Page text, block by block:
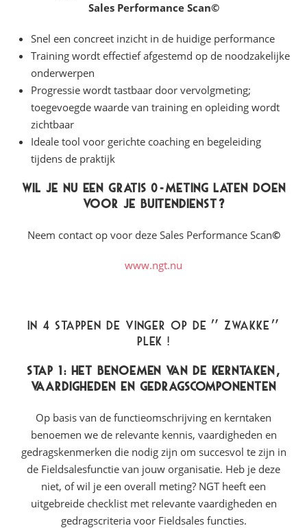
Sales Performance Scan©
Snel een concreet inzicht in de huidige performance
Training wordt effectief afgestemd op de noodzakelijke
onderwerpen
Progressie wordt tastbaar door vervolgmeting;
toegevoegde waarde van training en opleiding wordt
zichtbaar
Ideale tool voor gerichte coaching en begeleiding
tijdens de praktijk
Wil je nu een gratis 0-meting laten doen
voor je buitendienst?
Neem contact op voor deze Sales Performance Scan©
www.ngt.nu
In 4 stappen de vinger op de ” zwakke”
plek !
Stap 1: Het benoemen van de kerntaken,
vaardigheden en gedragscomponenten
Op basis van de functieomschrijving en kerntaken
benoemen we de relevante kennis, vaardigheden en
gedragskenmerken die nodig zijn om succesvol te zijn in
de Fieldsalesfunctie van jouw organisatie. Heb je deze
niet, of wil je een overall meting? NGT heeft een
uitgebreide checklist met relevante vaardigheden en
gedragscriteria voor Fieldsales functies.